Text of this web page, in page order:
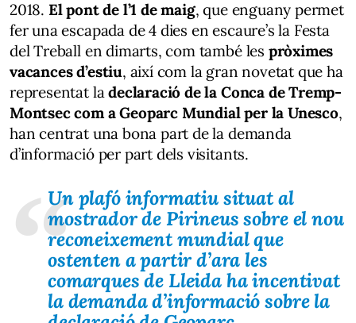
2018. El pont de l’1 de maig, que enguany permet
fer una escapada de 4 dies en escaure’s la Festa
del Treball en dimarts, com també les pròximes
vacances d’estiu, així com la gran novetat que ha
representat ladeclaració de la Conca de Tremp-
Montsec com a Geoparc Mundial per la Unesco,
han centrat una bona part de la demanda
d’informació per part dels visitants.
Un plafó informatiu situat al
mostrador de Pirineus sobre el nou
reconeixement mundial que
ostenten a partir d’ara les
comarques de Lleida ha incentivat
la demanda d’informació sobre la